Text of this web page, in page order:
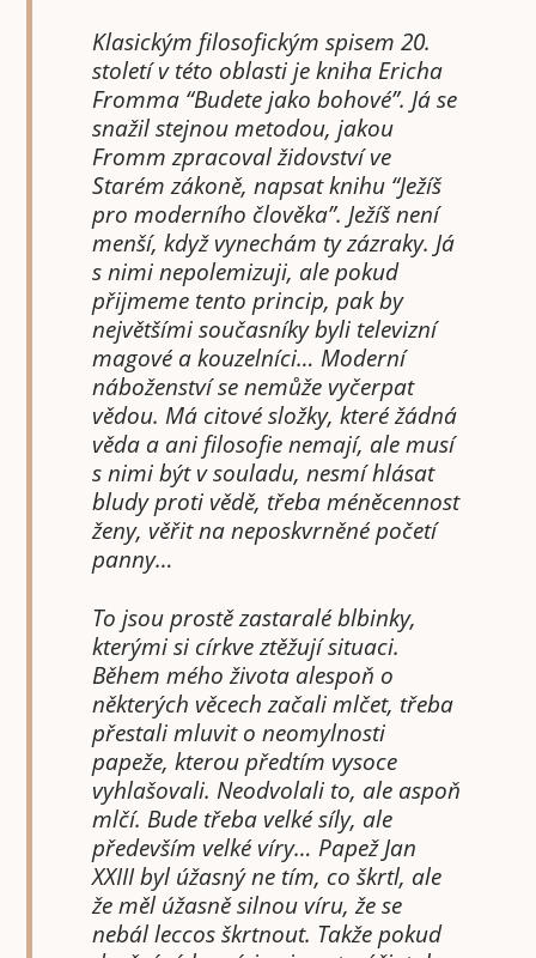
Klasickým filosofickým spisem 20.
století v této oblasti je kniha Ericha
Fromma “Budete jako bohové”. Já se
snažil stejnou metodou, jakou
Fromm zpracoval židovství ve
Starém zákoně, napsat knihu “Ježíš
pro moderního člověka”. Ježíš není
menší, když vynechám ty zázraky. Já
s nimi nepolemizuji, ale pokud
přijmeme tento princip, pak by
největšími současníky byli televizní
magové a kouzelníci… Moderní
náboženství se nemůže vyčerpat
vědou. Má citové složky, které žádná
věda a ani filosofie nemají, ale musí
s nimi být v souladu, nesmí hlásat
bludy proti vědě, třeba méněcennost
ženy, věřit na neposkvrněné početí
panny…
To jsou prostě zastaralé blbinky,
kterými si církve ztěžují situaci.
Během mého života alespoň o
některých věcech začali mlčet, třeba
přestali mluvit o neomylnosti
papeže, kterou předtím vysoce
vyhlašovali. Neodvolali to, ale aspoň
mlčí. Bude třeba velké síly, ale
především velké víry… Papež Jan
XXIII byl úžasný ne tím, co škrtl, ale
že měl úžasně silnou víru, že se
nebál leccos škrtnout. Takže pokud